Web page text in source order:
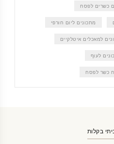
כשרים לפסח
מתכונים ליום חורפי
למאכלים איטלקיים
לעוף
כשר לפסח
בקלות